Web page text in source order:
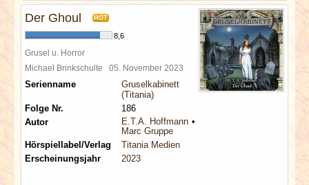
Der Ghoul HOT
8,6
Grusel u. Horror
Michael Brinkschulte 05. November 2023
Serienname
Gruselkabinett
(Titania)
Folge Nr.
186
Autor
E.T.A. Hoffmann
Marc Gruppe
Hörspiellabel/Verlag
Titania Medien
Erscheinungsjahr
2023